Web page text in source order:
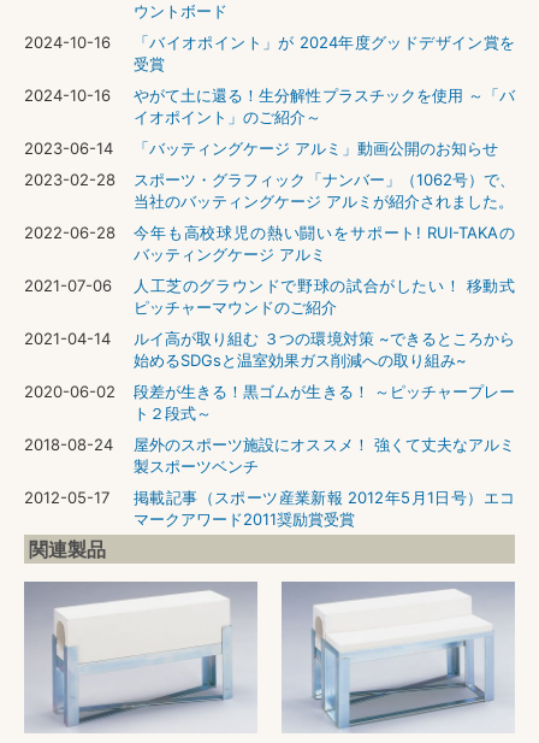
ウントボード
2024-10-16
「バイオポイント」が 2024年度グッドデザイン賞を
受賞
2024-10-16
やがて土に還る！生分解性プラスチックを使用 ～「バ
イオポイント」のご紹介～
2023-06-14
「バッティングケージ アルミ」動画公開のお知らせ
2023-02-28
スポーツ・グラフィック「ナンバー」（1062号）で、
当社のバッティングケージ アルミが紹介されました。
2022-06-28
今年も高校球児の熱い闘いをサポート! RUI-TAKAの
バッティングケージ アルミ
2021-07-06
人工芝のグラウンドで野球の試合がしたい！ 移動式
ピッチャーマウンドのご紹介
2021-04-14
ルイ高が取り組む ３つの環境対策 ~できるところから
始めるSDGsと温室効果ガス削減への取り組み~
2020-06-02
段差が生きる！黒ゴムが生きる！ ～ピッチャープレー
ト２段式～
2018-08-24
屋外のスポーツ施設にオススメ！ 強くて丈夫なアルミ
製スポーツベンチ
2012-05-17
掲載記事（スポーツ産業新報 2012年5月1日号）エコ
マークアワード2011奨励賞受賞
関連製品